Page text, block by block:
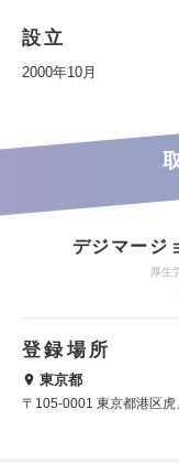
設立
2000年10月
デジマージ
厚生
登録場所
東京都
〒105-0001 東京都港区